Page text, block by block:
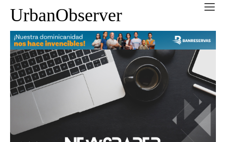
UrbanObserver